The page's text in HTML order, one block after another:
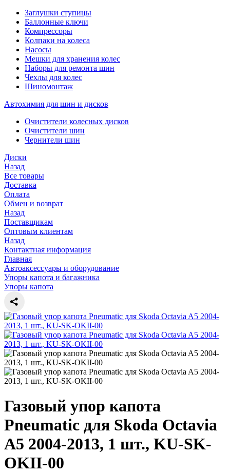
Заглушки ступицы
Баллонные ключи
Компрессоры
Колпаки на колеса
Насосы
Мешки для хранения колес
Наборы для ремонта шин
Чехлы для колес
Шиномонтаж
Автохимия для шин и дисков
Очистители колесных дисков
Очистители шин
Чернители шин
Диски
Назад
Все товары
Доставка
Оплата
Обмен и возврат
Назад
Поставщикам
Оптовым клиентам
Назад
Контактная информация
Главная
Автоаксессуары и оборудование
Упоры капота и багажника
Упоры капота
Газовый упор капота
Pneumatic для Skoda Octavia
A5 2004-2013, 1 шт., KU-SK-
OKII-00